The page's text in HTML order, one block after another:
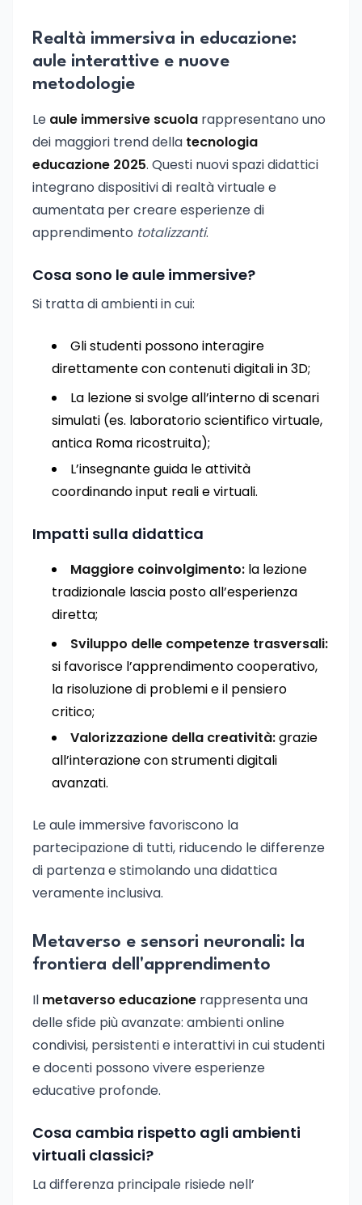
Realtà immersiva in educazione:
aule interattive e nuove
metodologie
Le aule immersive scuola rappresentano uno
dei maggiori trend della tecnologia
educazione 2025. Questi nuovi spazi didattici
integrano dispositivi di realtà virtuale e
aumentata per creare esperienze di
apprendimento totalizzanti.
Cosa sono le aule immersive?
Si tratta di ambienti in cui:
Gli studenti possono interagire
direttamente con contenuti digitali in 3D;
La lezione si svolge all’interno di scenari
simulati (es. laboratorio scientifico virtuale,
antica Roma ricostruita);
L’insegnante guida le attività
coordinando input reali e virtuali.
Impatti sulla didattica
Maggiore coinvolgimento: la lezione
tradizionale lascia posto all’esperienza
diretta;
Sviluppo delle competenze trasversali:
si favorisce l’apprendimento cooperativo,
la risoluzione di problemi e il pensiero
critico;
Valorizzazione della creatività:grazie
all’interazione con strumenti digitali
avanzati.
Le aule immersive favoriscono la
partecipazione di tutti, riducendo le differenze
di partenza e stimolando una didattica
veramente inclusiva.
Metaverso e sensori neuronali: la
frontiera dell'apprendimento
Il metaverso educazione rappresenta una
delle sfide più avanzate: ambienti online
condivisi, persistenti e interattivi in cui studenti
e docenti possono vivere esperienze
educative profonde.
Cosa cambia rispetto agli ambienti
virtuali classici?
La differenza principale risiede nell’